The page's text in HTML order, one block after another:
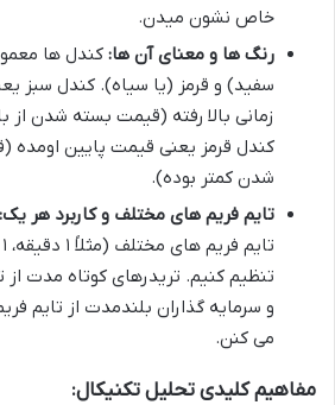
خاص نشون میدن.
رنگ ها و معنای آن ها: کندل ها
سفید) و قرمز (یا سیاه). کندل سبز
زمانی بالا رفته (قیمت بسته شدن از
کندل قرمز یعنی قیمت پایین اومده
شدن کمتر بوده).
تایم فریم های مختلف و کاربرد هر یک:
تنظیم کنیم. تریدرهای کوتاه مدت از
و سرمایه گذاران بلندمدت از تایم
می کنن.
مفاهیم کلیدی تحلیل تکنیکال: